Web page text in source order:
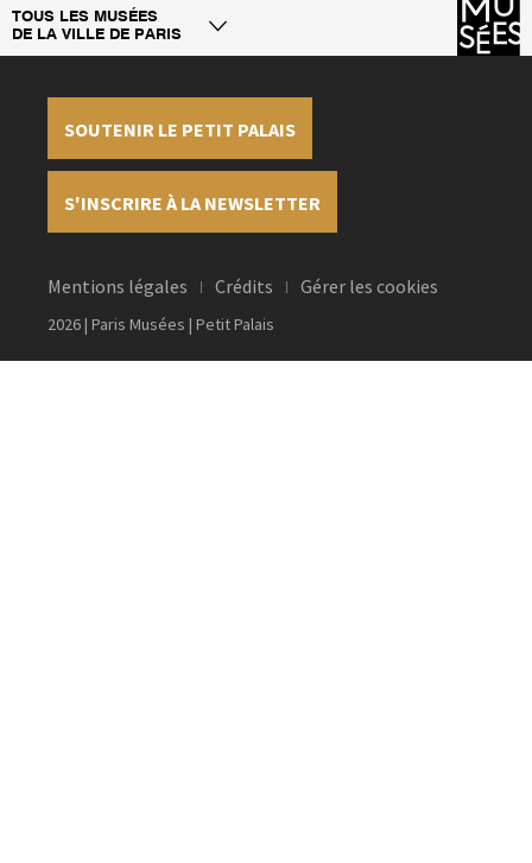
TOUS LES MUSÉES
DE LA VILLE DE PARIS
SOUTENIR LE PETIT PALAIS
S'INSCRIRE À LA NEWSLETTER
Mentions légales Crédits Gérer les cookies
2026 | Paris Musées | Petit Palais